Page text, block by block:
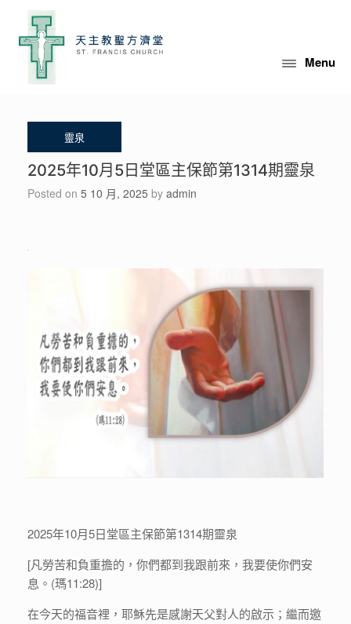
content
Menu
2025年10月5日堂區主保節第1314期靈泉
Posted on 5 10 月, 2025 by admin
2025年10月5日堂區主保節第1314期靈泉
[凡勞苦和負重擔的，你們都到我跟前來，我要使你們安
息。(瑪11:28)]
在今天的福音裡，耶穌先是感謝天父對人的啟示；繼而邀